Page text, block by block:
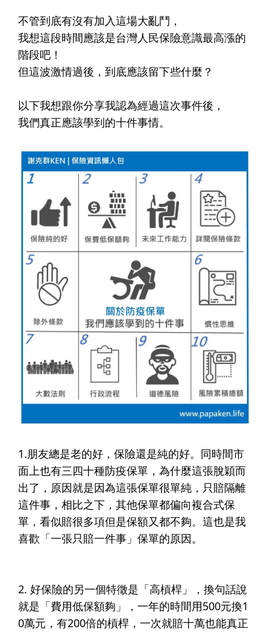
不管到底有沒有加入這場大亂鬥，​
我想這段時間應該是台灣人民保險意識最高漲的
階段吧！​
但這波激情過後，到底應該留下些什麼？​
以下我想跟你分享我認為經過這次事件後，​
我們真正應該學到的十件事情。​
1.朋友總是老的好，保險還是純的好。 同時間市
面上也有三四十種防疫保單，為什麼這張脫穎而
出了，原因就是因為這張保單很單純，只賠隔離
這件事，相比之下，其他保單都偏向複合式保
單，看似賠很多項但是保額又都不夠。這也是我
喜歡「一張只賠一件事」保單的原因。​
2. 好保險的另一個特徵是「高槓桿」，換句話說
就是「費用低保額夠」
，一年的時間用500元換1
0萬元，有200倍的槓桿，一次就賠十萬也能真正